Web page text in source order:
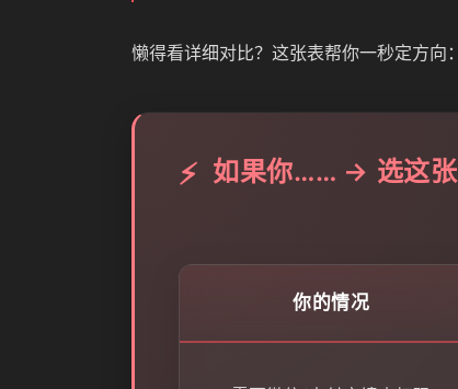
懒得看详细对比？这张表帮你一秒定方向：
⚡ 如果你…… → 选这张
你的情况